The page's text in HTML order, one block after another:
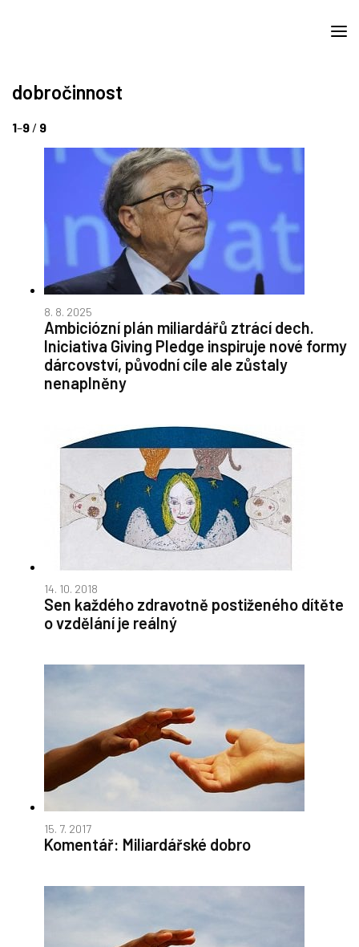
dobročinnost
1–9 / 9
8. 8. 2025
Ambiciózní plán miliardářů ztrácí dech.
Iniciativa Giving Pledge inspiruje nové formy
dárcovství, původní cíle ale zůstaly
nenaplněny
14. 10. 2018
Sen každého zdravotně postiženého dítěte
o vzdělání je reálný
15. 7. 2017
Komentář: Miliardářské dobro